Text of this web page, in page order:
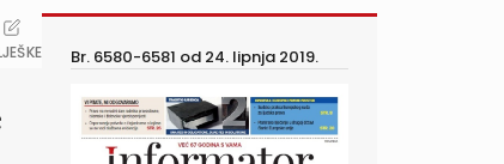
Br. 6580-6581 od 24. lipnja 2019.